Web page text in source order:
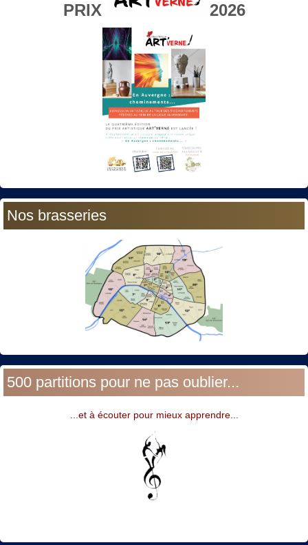
PRIX 2026
Nos brasseries
500 partitions pour ne pas oublier...
...et à écouter pour mieux apprendre...